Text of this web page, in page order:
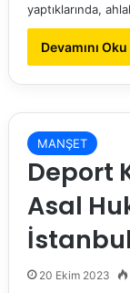
yaptıklarında,
Devamını Oku
MANŞET
Deport
Asal
İstanbul
20 Ekim 2023